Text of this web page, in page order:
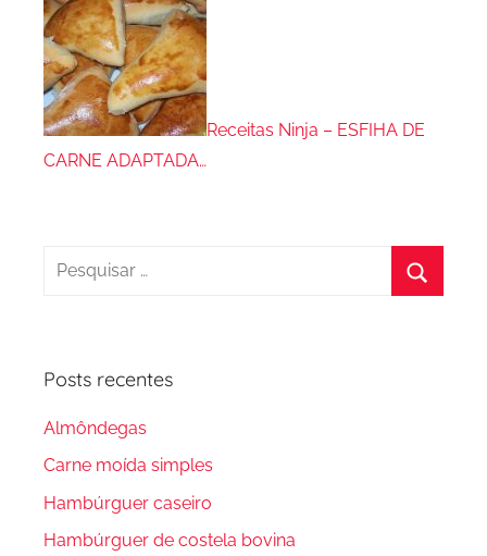
Receitas Ninja – ESFIHA DE
CARNE ADAPTADA…
Pesquisar
Posts recentes
Almôndegas
Carne moída simples
Hambúrguer caseiro
Hambúrguer de costela bovina